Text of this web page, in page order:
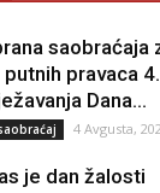
saobraćaja
pravaca
Dana...
4 Avgusta,
je dan žalosti